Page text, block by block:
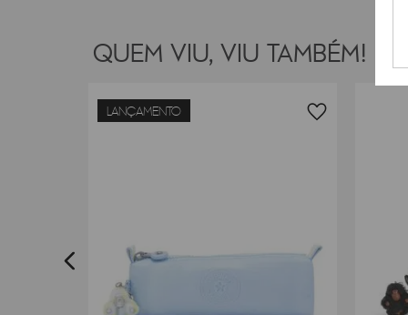
QUEM VIU, VIU TAMBÉM!
LANÇAMENTO